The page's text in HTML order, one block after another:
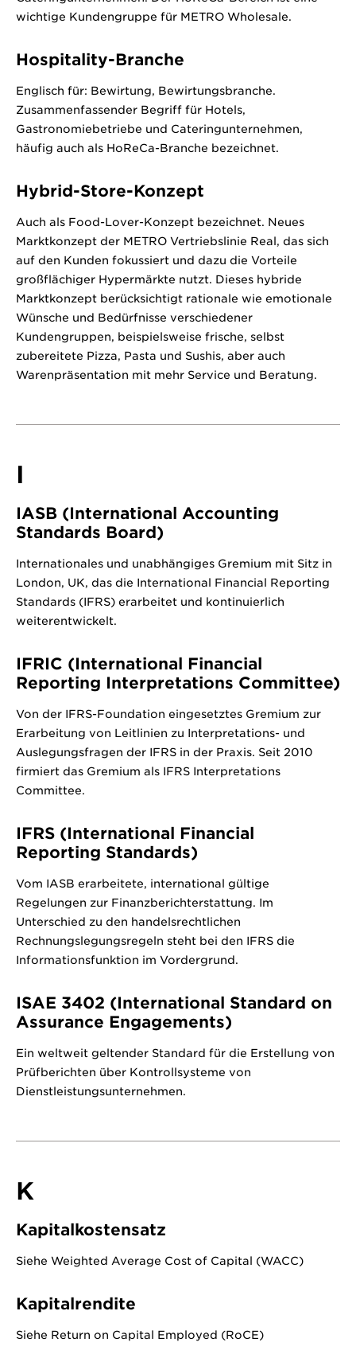
wichtige Kundengruppe für METRO Wholesale.
Hospitality-Branche
Englisch für: Bewirtung, Bewirtungsbranche.
Zusammenfassender Begriff für Hotels,
Gastronomiebetriebe und Cateringunternehmen,
häufig auch als HoReCa-Branche bezeichnet.
Hybrid-Store-Konzept
Auch als Food-Lover-Konzept bezeichnet. Neues
Marktkonzept der METRO Vertriebslinie Real, das sich
auf den Kunden fokussiert und dazu die Vorteile
großflächiger Hypermärkte nutzt. Dieses hybride
Marktkonzept berücksichtigt rationale wie emotionale
Wünsche und Bedürfnisse verschiedener
Kundengruppen, beispielsweise frische, selbst
zubereitete Pizza, Pasta und Sushis, aber auch
Warenpräsentation mit mehr Service und Beratung.
I
IASB (International Accounting
Standards Board)
Internationales und unabhängiges Gremium mit Sitz in
London, UK, das die International Financial Reporting
Standards (IFRS) erarbeitet und kontinuierlich
weiterentwickelt.
IFRIC (International Financial
Reporting Interpretations Committee)
Von der IFRS-Foundation eingesetztes Gremium zur
Erarbeitung von Leitlinien zu Interpretations- und
Auslegungsfragen der IFRS in der Praxis. Seit 2010
firmiert das Gremium als IFRS Interpretations
Committee.
IFRS (International Financial
Reporting Standards)
Vom IASB erarbeitete, international gültige
Regelungen zur Finanzberichterstattung. Im
Unterschied zu den handelsrechtlichen
Rechnungslegungsregeln steht bei den IFRS die
Informationsfunktion im Vordergrund.
ISAE 3402 (International Standard on
Assurance Engagements)
Ein weltweit geltender Standard für die Erstellung von
Prüfberichten über Kontrollsysteme von
Dienstleistungsunternehmen.
K
Kapitalkostensatz
Siehe Weighted Average Cost of Capital (WACC)
Kapitalrendite
Siehe Return on Capital Employed (RoCE)